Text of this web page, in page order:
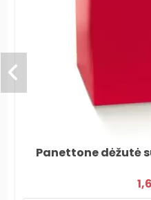
Panettone dėžutė